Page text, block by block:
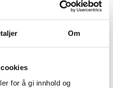
Om
for å gi innhold og
i Trondheim i
pasienter og pasienter